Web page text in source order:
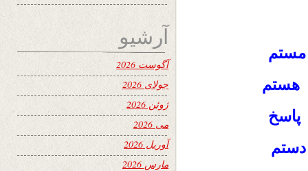
مستم
هستم
پاسخ
آرشیو
آگوست 2026
جولای 2026
ژوئن 2026
می 2026
آوریل 2026
مارس 2026